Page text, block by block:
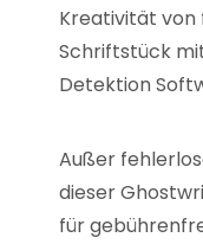
Kreativität von
Schriftstück
Detektion
Außer
dieser
für